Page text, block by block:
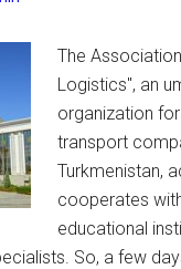
The
Logistics", an
organization
transport
Turkmenistan,
cooperates
educational
So, a few